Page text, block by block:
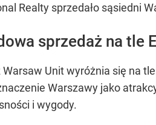
Realty sprzedało sąsiedni
sprzedaż na tle
Warsaw Unit wyróżnia się na
Warszawy jako
i wygody.